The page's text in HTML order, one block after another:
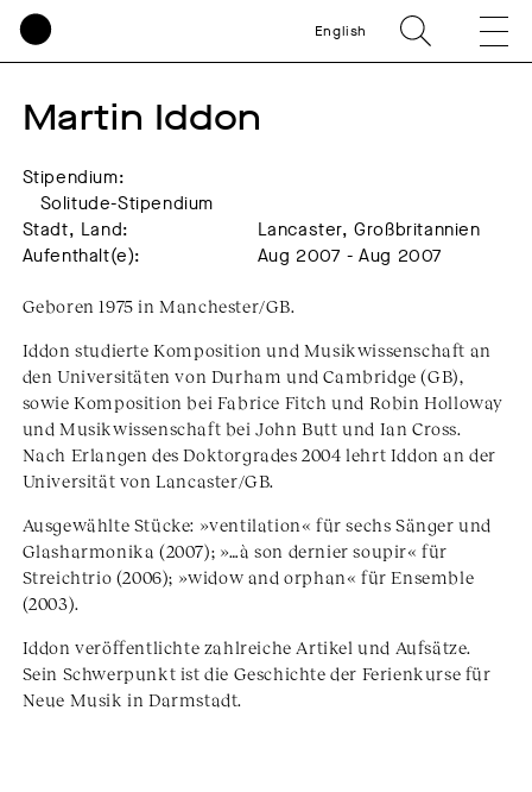
English
Martin Iddon
Stipendium:
Solitude-Stipendium
Stadt, Land:
Lancaster, Großbritannien
Aufenthalt(e):
Aug 2007 - Aug 2007
Geboren 1975 in Manchester/GB.
Iddon studierte Komposition und Musikwissenschaft an
den Universitäten von Durham und Cambridge (GB),
sowie Komposition bei Fabrice Fitch und Robin Holloway
und Musikwissenschaft bei John Butt und Ian Cross.
Nach Erlangen des Doktorgrades 2004 lehrt Iddon an der
Universität von Lancaster/GB.
Ausgewählte Stücke: »ventilation« für sechs Sänger und
Glasharmonika (2007); »…à son dernier soupir« für
Streichtrio (2006); »widow and orphan« für Ensemble
(2003).
Iddon veröffentlichte zahlreiche Artikel und Aufsätze.
Sein Schwerpunkt ist die Geschichte der Ferienkurse für
Neue Musik in Darmstadt.